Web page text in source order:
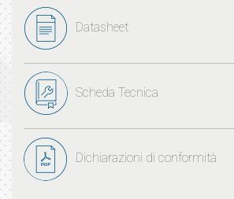
Datasheet
Scheda Tecnica
Dichiarazioni di conformità